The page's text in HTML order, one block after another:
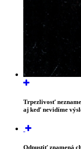
Trpezlivosť
aj keď nevidíme
Odpustiť znamená